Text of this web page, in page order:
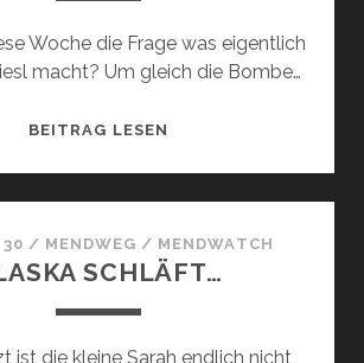
Woche die Frage was eigentlich
macht? Um gleich die Bombe…
BEITRAG LESEN
/ MENDWEG / MENDWATCH
SCHLÄFT…
ist die kleine Sarah endlich nicht